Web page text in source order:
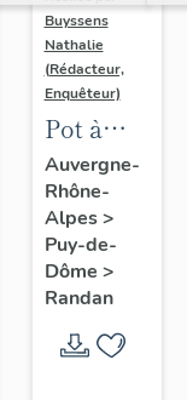
Buyssens
Nathalie
(Rédacteur,
Enquêteur)
Pot à
crème n°
2
Auvergne-
Rhône-
Alpes>
Puy-de-
Dôme >
Randan